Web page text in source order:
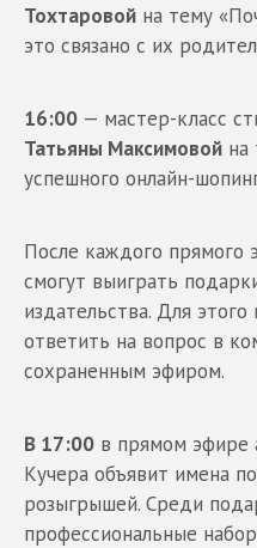
Тохтаровой на тему
это связано с их
16:00 — мастер-класс
Татьяны Максимовой на
успешного онлайн-
После каждого прямого
смогут выиграть
издательства. Для
ответить на вопрос в
сохраненным эфиром.
В 17:00 в прямом эфире
Кучера объявит имена
розыгрышей. Среди
профессиональные